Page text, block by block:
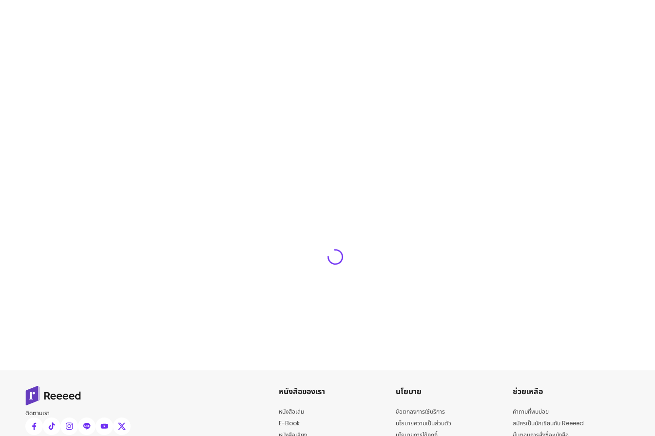
ติดตามเรา
หนังสือของเรา
หนังสือเล่ม
E-Book
นโยบาย
ข้อตกลงการใช้บริการ
นโยบายความเป็นส่วนตัว
ช่วยเหลือ
คำถามที่พบบ่อย
สมัครเป็นนักเขียนกับ Reeeed